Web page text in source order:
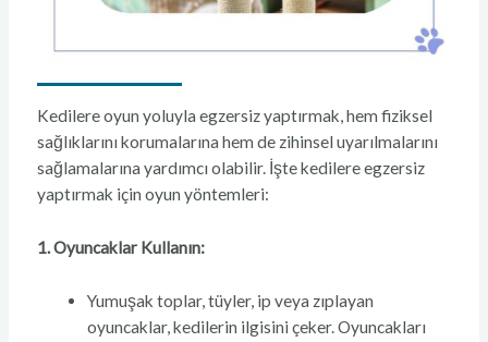
Kedilere oyun yoluyla egzersiz yaptırmak, hem fiziksel
sağlıklarını korumalarına hem de zihinsel uyarılmalarını
sağlamalarına yardımcı olabilir. İşte kedilere egzersiz
yaptırmak için oyun yöntemleri:
1. Oyuncaklar Kullanın:
Yumuşak toplar, tüyler, ip veya zıplayan
oyuncaklar, kedilerin ilgisini çeker. Oyuncakları